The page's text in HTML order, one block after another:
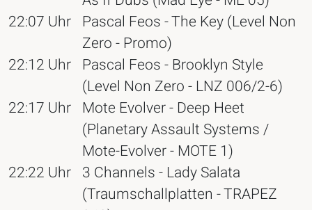
22:07 Uhr Pascal Feos - The Key (Level Non
Zero - Promo)
22:12 Uhr Pascal Feos - Brooklyn Style
(Level Non Zero - LNZ 006/2-6)
22:17 Uhr Mote Evolver - Deep Heet
(Planetary Assault Systems /
Mote-Evolver - MOTE 1)
22:22 Uhr 3 Channels - Lady Salata
(Traumschallplatten - TRAPEZ